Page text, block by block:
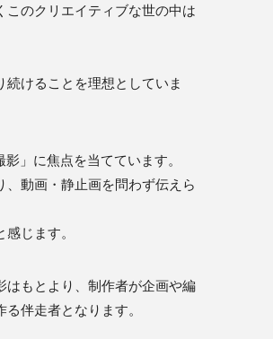
のクリエイティブな世の中は
けることを理想としていま
」に焦点を当てています。
動画・静止画を問わず伝えら
じます。
はもとより、制作者が企画や編
伴走者となります。